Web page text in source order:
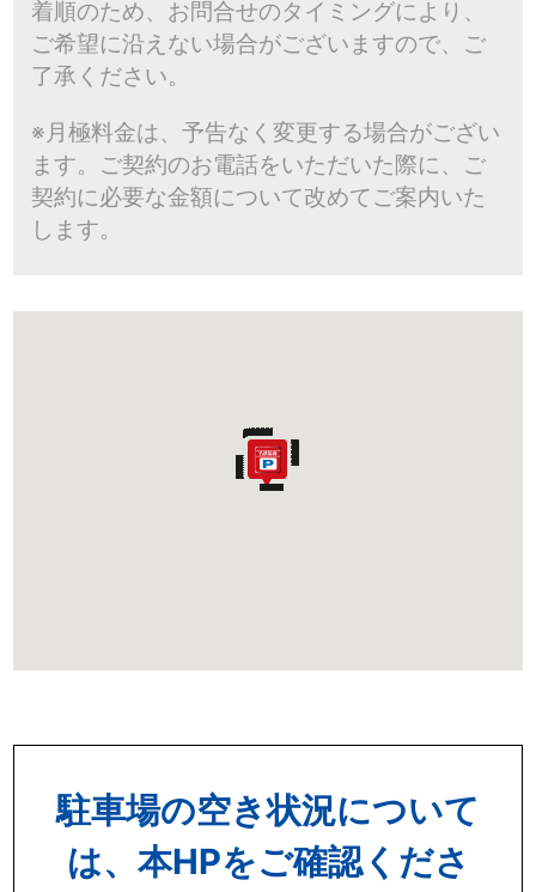
着順のため、お問合せのタイミングにより、
ご希望に沿えない場合がございますので、ご
了承ください。
※月極料金は、予告なく変更する場合がござい
ます。ご契約のお電話をいただいた際に、ご
契約に必要な金額について改めてご案内いた
します。
駐車場の空き状況について
は、本HPをご確認くださ